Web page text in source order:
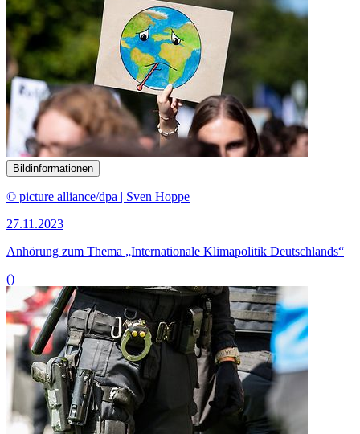
Bildinformationen
© picture alliance/dpa | Sven Hoppe
27.11.2023
Anhörung zum Thema „Internationale Klimapolitik Deutschlands“
()